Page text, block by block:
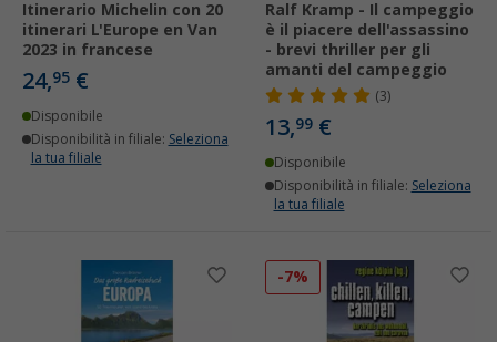
Itinerario Michelin con 20
itinerari L'Europe en Van
2023 in francese
24,95 €
Disponibile
Disponibilità in filiale: Seleziona
la tua filiale
Ralf Kramp - Il campeggio
è il piacere dell'assassino
- brevi thriller per gli
amanti del campeggio
(3)
13,99 €
Disponibile
Disponibilità in filiale: Seleziona
la tua filiale
-7%